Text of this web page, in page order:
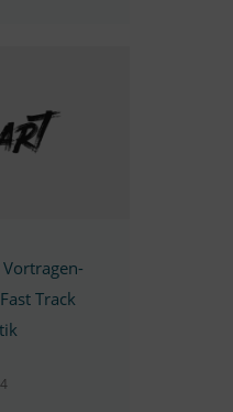
Vor­tra­gen­
Track